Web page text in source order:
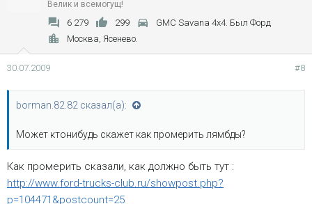
Велик и всемогущ!
6 279 299
GMC Savana 4x4. Был Форд
Москва, Ясенево.
30.07.2009 #8
borman.82.82 сказал(а):
Может ктонибудь скажет как промерить лямбды?
Как промерить сказали, как должно быть тут :
http://www.ford-trucks-club.ru/showpost.php?
p=104471&postcount=25